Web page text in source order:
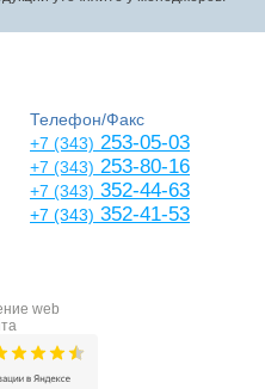
Телефон/Факс
+7 (343) 253-05-03
+7 (343) 253-80-16
+7 (343) 352-44-63
+7 (343) 352-41-53
web